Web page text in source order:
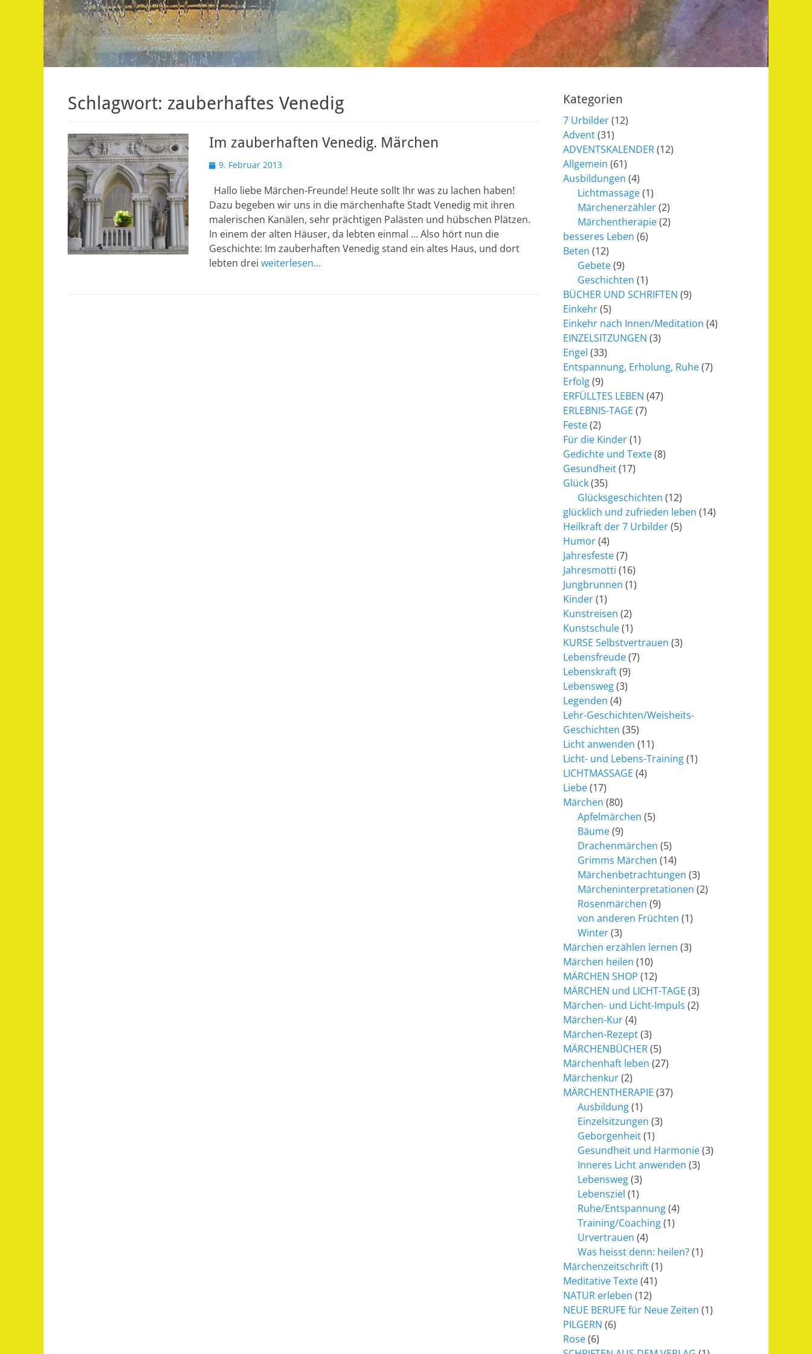
Schlagwort: zauberhaftes Venedig
Im zauberhaften Venedig. Märchen
Veröffentlicht
9. Februar 2013
Hallo liebe Märchen-Freunde! Heute sollt Ihr was zu lachen haben!
Dazu begeben wir uns in die märchenhafte Stadt Venedig mit ihren
malerischen Kanälen, sehr prächtigen Palästen und hübschen Plätzen.
In einem der alten Häuser, da lebten einmal … Also hört nun die
Geschichte: Im zauberhaften Venedig stand ein altes Haus, und dort
lebten drei weiterlesen…
Kategorien
7 Urbilder(12)
Advent(31)
ADVENTSKALENDER(12)
Allgemein (61)
Ausbildungen (4)
Lichtmassage(1)
Märchenerzähler(2)
Märchentherapie(2)
besseres Leben (6)
Beten (12)
Gebete(9)
Geschichten (1)
BÜCHER UND SCHRIFTEN (9)
Einkehr(5)
Einkehr nach Innen/Meditation (4)
EINZELSITZUNGEN (3)
Engel (33)
Entspannung, Erholung, Ruhe(7)
Erfolg(9)
ERFÜLLTES LEBEN (47)
ERLEBNIS-TAGE (7)
Feste(2)
Für die Kinder(1)
Gedichte und Texte(8)
Gesundheit(17)
Glück(35)
Glücksgeschichten (12)
glücklich und zufrieden leben (14)
Heilkraft der 7 Urbilder(5)
Humor(4)
Jahresfeste(7)
Jahresmotti (16)
Jungbrunnen (1)
Kinder(1)
Kunstreisen (2)
Kunstschule(1)
KURSE Selbstvertrauen (3)
Lebensfreude(7)
Lebenskraft(9)
Lebensweg(3)
Legenden (4)
Lehr-Geschichten/Weisheits-
Geschichten (35)
Licht anwenden (11)
Licht- und Lebens-Training(1)
LICHTMASSAGE (4)
Liebe(17)
Märchen (80)
Apfelmärchen (5)
Bäume(9)
Drachenmärchen (5)
Grimms Märchen (14)
Märchenbetrachtungen (3)
Märcheninterpretationen (2)
Rosenmärchen (9)
von anderen Früchten (1)
Winter(3)
Märchen erzählen lernen (3)
Märchen heilen (10)
MÄRCHEN SHOP (12)
MÄRCHEN und LICHT-TAGE (3)
Märchen- und Licht-Impuls (2)
Märchen-Kur(4)
Märchen-Rezept(3)
MÄRCHENBÜCHER(5)
Märchenhaft leben (27)
Märchenkur(2)
MÄRCHENTHERAPIE (37)
Ausbildung(1)
Einzelsitzungen (3)
Geborgenheit(1)
Gesundheit und Harmonie(3)
Inneres Licht anwenden (3)
Lebensweg(3)
Lebensziel (1)
Ruhe/Entspannung(4)
Training/Coaching(1)
Urvertrauen (4)
Was heisst denn: heilen?(1)
Märchenzeitschrift(1)
Meditative Texte(41)
NATUR erleben (12)
NEUE BERUFE für Neue Zeiten (1)
PILGERN (6)
Rose(6)